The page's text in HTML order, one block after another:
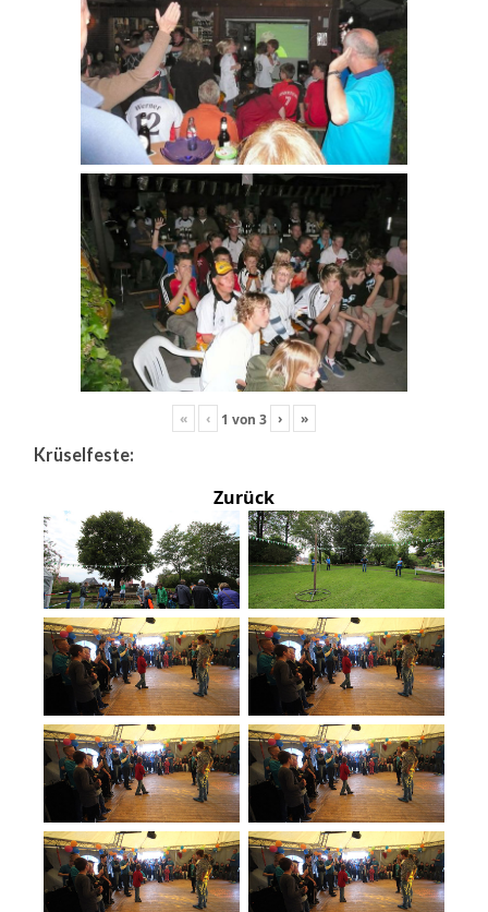
« ‹ 1 von 3 › »
Krüselfeste:
Zurück